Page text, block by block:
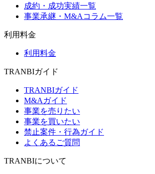
成約・成功実績一覧
事業承継・M&Aコラム一覧
利用料金
利用料金
TRANBIガイド
TRANBIガイド
M&Aガイド
事業を売りたい
事業を買いたい
禁止案件・行為ガイド
よくあるご質問
TRANBIについて